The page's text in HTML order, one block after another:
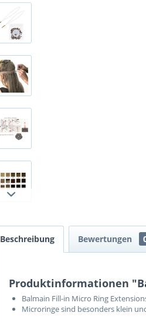
Beschreibung Bewertungen
Produktinformationen
Balmain Fill-in Micro Ring
Microringe sind besonders klein